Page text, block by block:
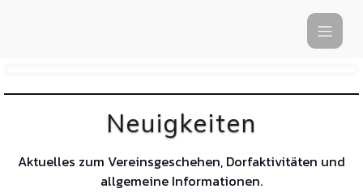
Neuigkeiten
Aktuelles zum Vereinsgeschehen, Dorfaktivitäten und
allgemeine Informationen.